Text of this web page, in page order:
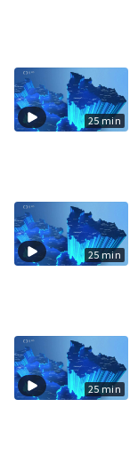
25 min
25 min
25 min